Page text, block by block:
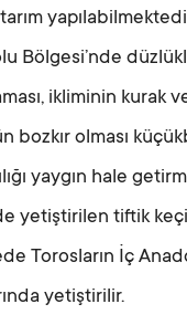
Bölgesi’nde
ikliminin kurak
bozkır olması
yaygın hale
yetiştirilen tiftik
Torosların İç
yetiştirilir.